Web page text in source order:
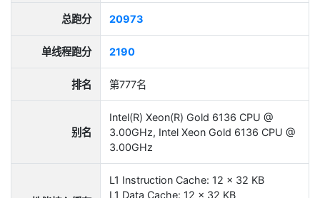
总跑分 20973
单线程跑分 2190
排名 第777名
别名
Intel(R) Xeon(R) Gold 6136 CPU @
3.00GHz, Intel Xeon Gold 6136 CPU @
3.00GHz
L1 Instruction Cache: 12 x 32 KB
L1 Data Cache: 12 x 32 KB